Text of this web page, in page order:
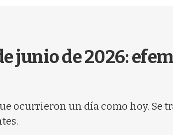
junio de 2026:
ocurrieron un día como hoy.